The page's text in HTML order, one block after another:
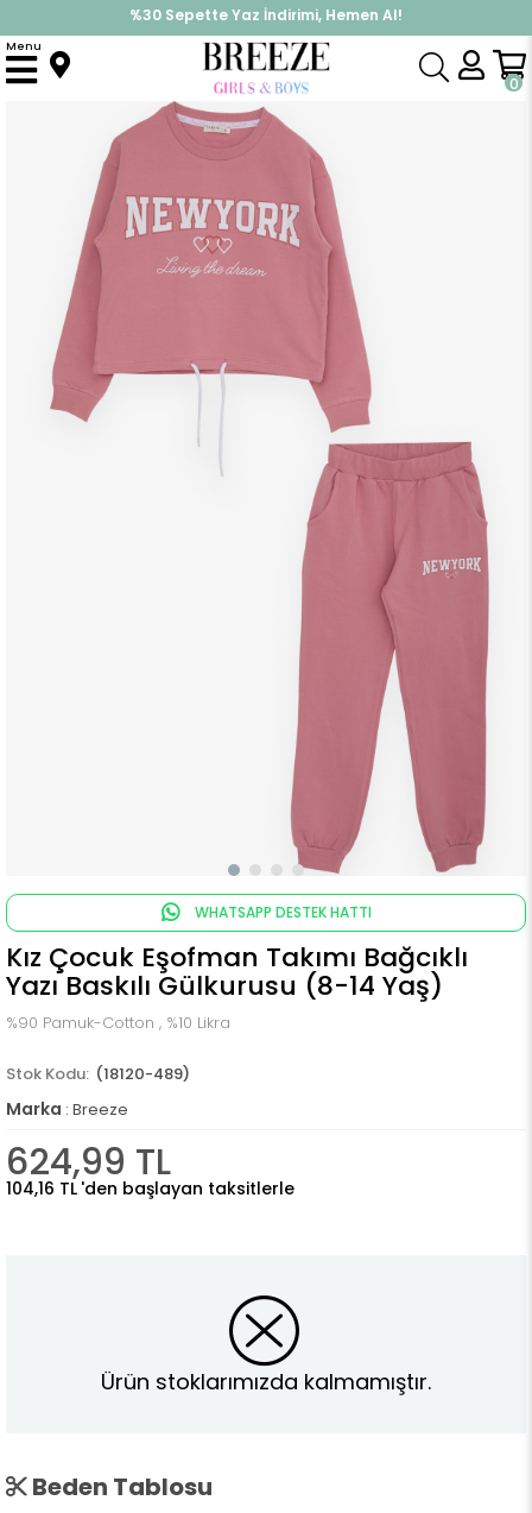
%30 Sepette Yaz İndirimi, Hemen Al!
İndirimlere ek %10 İndirimi Kap, Hemen Üye Ol!
0
Menu
Anasayfa Takımlar Eşofman Takımı Kız Çocuk Eşofman Takımı Bağcıklı Yazı Baskılı Gülkurusu (8-14 Yaş)
WHATSAPP DESTEK HATTI
Kız Çocuk Eşofman Takımı Bağcıklı
Yazı Baskılı Gülkurusu (8-14 Yaş)
%90 Pamuk-Cotton , %10 Likra
(18120-489)
Marka : Breeze
624,99 TL
104,16 TL 'den başlayan taksitlerle
Ürün stoklarımızda kalmamıştır.
Beden Tablosu